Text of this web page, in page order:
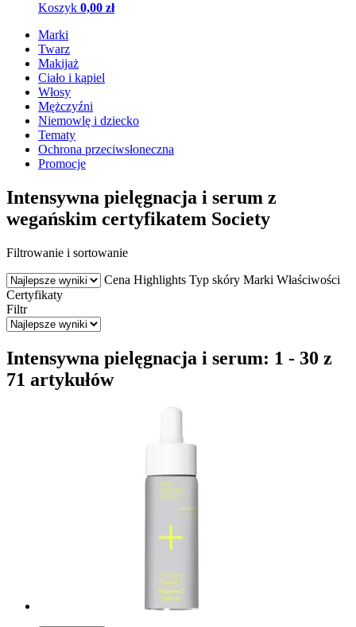
Koszyk 0,00 zł
Marki
Twarz
Makijaż
Ciało i kąpiel
Włosy
Mężczyźni
Niemowlę i dziecko
Tematy
Ochrona przeciwsłoneczna
Promocje
Intensywna pielęgnacja i serum z
wegańskim certyfikatem Society
Filtrowanie i sortowanie
Cena Highlights Typ skóry Marki Właściwości
Certyfikaty
Filtr
Intensywna pielęgnacja i serum: 1 - 30 z
71 artykułów